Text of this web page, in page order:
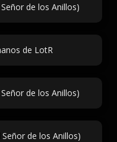
de los Anillos)
de LotR
de los Anillos)
de los Anillos)